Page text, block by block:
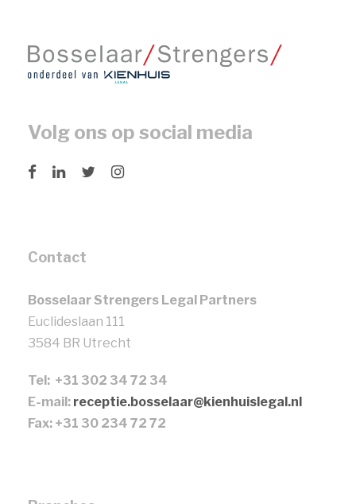
Volg ons op social media
Contact
Bosselaar Strengers Legal Partners
Euclideslaan 111
3584 BR Utrecht
Tel: +31 302 34 72 34
E-mail: receptie.bosselaar@kienhuislegal.nl
Fax: +31 30 234 72 72